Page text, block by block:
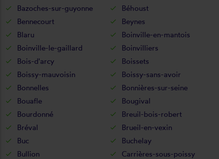
Bazoches-sur-guyonne
Béhoust
Bennecourt
Beynes
Blaru
Boinville-en-mantois
Boinville-le-gaillard
Boinvilliers
Bois-d'arcy
Boissets
Boissy-mauvoisin
Boissy-sans-avoir
Bonnelles
Bonnières-sur-seine
Bouafle
Bougival
Bourdonné
Breuil-bois-robert
Bréval
Brueil-en-vexin
Buc
Buchelay
Bullion
Carrières-sous-poissy